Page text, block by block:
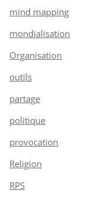
mind mapping
mondialisation
Organisation
outils
partage
politique
provocation
Religion
RPS